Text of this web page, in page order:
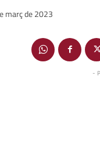
març de 2023
-